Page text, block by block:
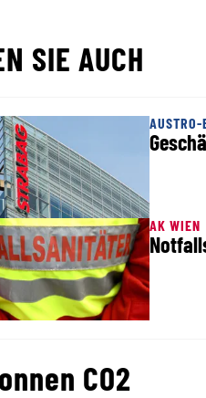
SIE AUCH
AUSTRO-
AK WIEN
CO2